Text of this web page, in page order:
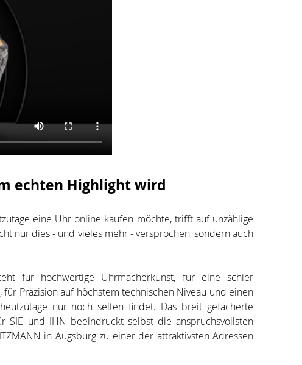
echten Highlight wird
eine Uhr online kaufen möchte, trifft auf unzählige
nur dies - und vieles mehr - versprochen, sondern auch
für hochwertige Uhrmacherkunst, für eine schier
Präzision auf höchstem technischen Niveau und einen
nur noch selten findet. Das breit gefächerte
SIE und IHN beeindruckt selbst die anspruchsvollsten
in Augsburg zu einer der attraktivsten Adressen